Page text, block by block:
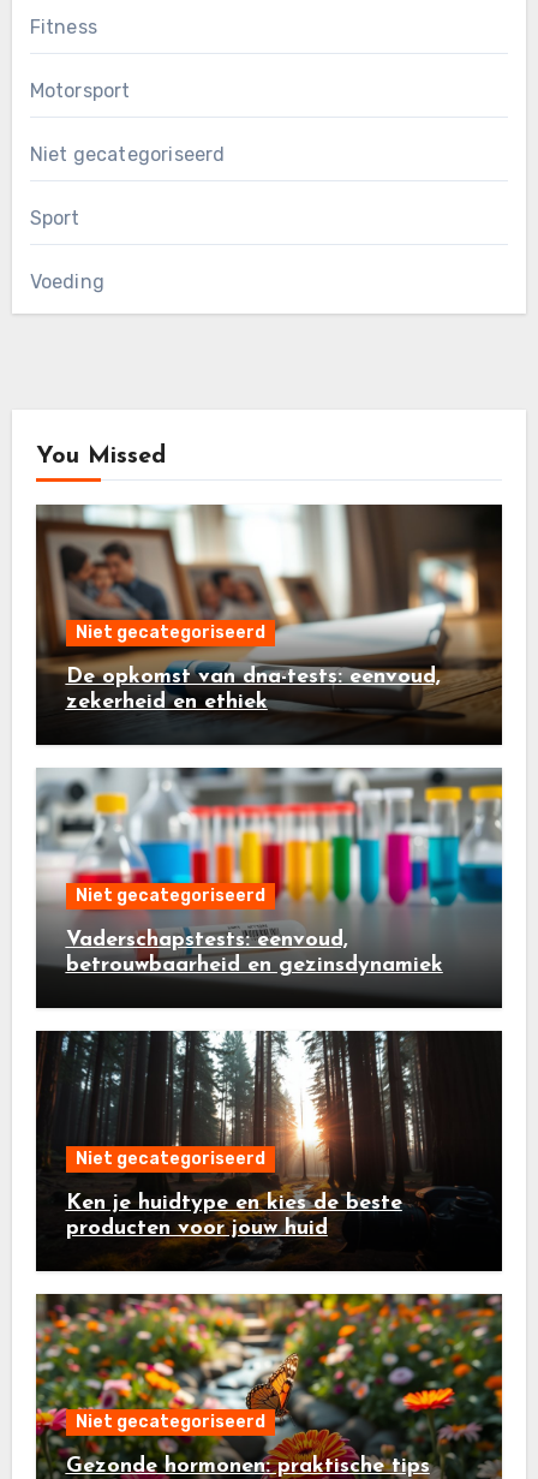
Fitness
Motorsport
Niet gecategoriseerd
Sport
Voeding
You Missed
Niet gecategoriseerd
De opkomst van dna-tests: eenvoud,
zekerheid en ethiek
Niet gecategoriseerd
Vaderschapstests: eenvoud,
betrouwbaarheid en gezinsdynamiek
Niet gecategoriseerd
Ken je huidtype en kies de beste
producten voor jouw huid
Niet gecategoriseerd
Gezonde hormonen: praktische tips